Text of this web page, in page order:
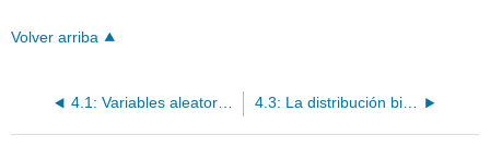
Volver arriba
4.1: Variables aleatorias 4.3: La distribución binomial